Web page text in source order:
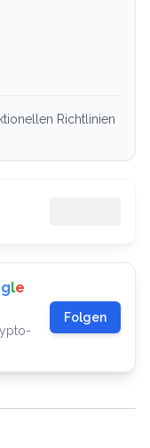
Richtlinien
gle
Folgen